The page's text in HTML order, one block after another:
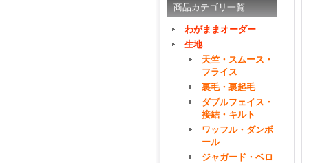
商品カテゴリ一覧
わがままオーダー
生地
天竺・スムース・
フライス
裏毛・裏起毛
ダブルフェイス・
接結・キルト
ワッフル・ダンボ
ール
ジャガード・ベロ